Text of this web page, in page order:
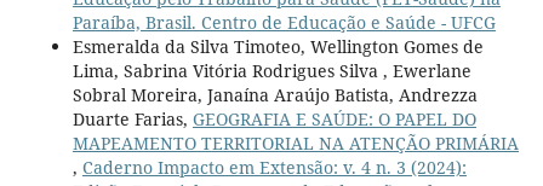
Paraíba, Brasil. Centro de Educação e Saúde - UFCG
Esmeralda da Silva Timoteo, Wellington Gomes de
Lima, Sabrina Vitória Rodrigues Silva , Ewerlane
Sobral Moreira, Janaína Araújo Batista, Andrezza
Duarte Farias, GEOGRAFIA E SAÚDE: O PAPEL DO
MAPEAMENTO TERRITORIAL NA ATENÇÃO PRIMÁRIA
, Caderno Impacto em Extensão: v. 4 n. 3 (2024):